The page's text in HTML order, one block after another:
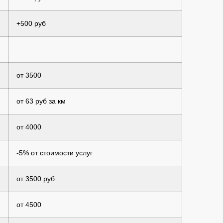
+500 руб
от 3500
от 63 руб за км
от 4000
-5% от стоимости услуг
от 3500 руб
от 4500